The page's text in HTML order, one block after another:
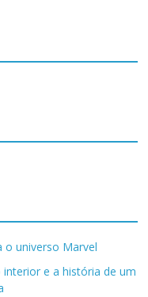
o universo Marvel
e a história de um